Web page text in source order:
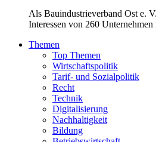
Als Bauindustrieverband Ost e.
Interessen von 260
Themen
Top Themen
Wirtschaftspolitik
Tarif- und Sozialpolitik
Recht
Technik
Digitalisierung
Nachhaltigkeit
Bildung